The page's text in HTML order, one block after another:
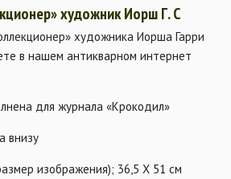
художник Иорш Г. С
художника Иорша Гарри
в нашем антикварном интернет
для журнала «Крокодил»
внизу
изображения); 36,5 Х 51 см